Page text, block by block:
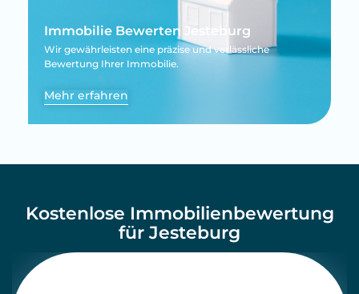
Immobilie Bewerten Jesteburg
Wir gewährleisten eine präzise und verlässliche
Bewertung Ihrer Immobilie.
Mehr erfahren
Kostenlose Immobilienbewertung
für Jesteburg